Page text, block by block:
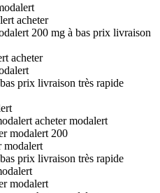
acheter
200 mg à bas prix livraison
acheter
prix livraison très rapide
acheter modalert
modalert 200
modalert
prix livraison très rapide
modalert